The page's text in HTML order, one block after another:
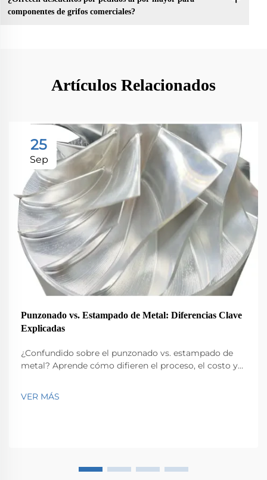
componentes de grifos comerciales?
Artículos Relacionados
25
Sep
Punzonado vs. Estampado de Metal: Diferencias Clave
Explicadas
¿Confundido sobre el punzonado vs. estampado de
metal? Aprende cómo difieren el proceso, el costo y
producción de alto volumen. Obtén ahora
información experta.
VER MÁS